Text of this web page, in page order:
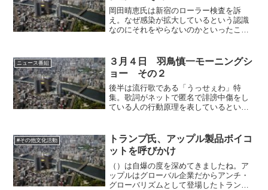
岡田晴恵氏は新宿のローラー検査を訴
え。なぜ感染が拡大しているという認識
なのにそれをやらないのかといったこ
ーヨークは検査を徹底して感染者を減ら
している、という情報を浜田氏...
ニュース番組
３月４日 羽鳥慎一モーニングシ
ョー その２
後半は流行歌である「うっせぇわ」特
集。歌詞がネットで匿名で誹謗中傷をし
ている人の行動原理を表しているという
ら共感を呼んで流行しているのでしょ
う。ドリフとか尾崎豊とか、昔...
#その他文化活動
トランプ氏、アップル製品ボイコ
ットを呼びかけ
（）は自爆の度を深めてきましたね。ア
ップルはグローバル企業だからアンチ・
グローバリズムとして登場したトランプ